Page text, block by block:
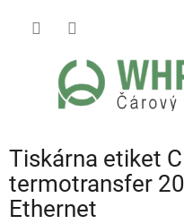
Tiskárna etiket
termotransfer
Ethernet